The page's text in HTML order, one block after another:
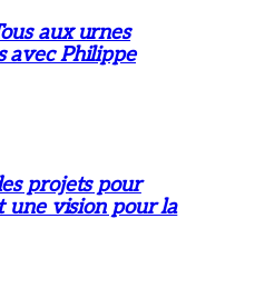
aux urnes
avec Philippe
projets pour
une vision pour la